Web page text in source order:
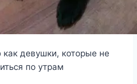
девушки, которые не
по утрам